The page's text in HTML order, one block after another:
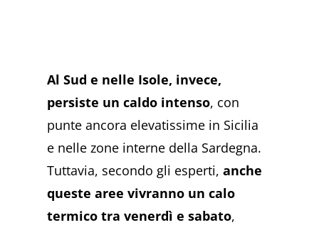
Al Sud e nelle Isole, invece,
persiste un caldo intenso, con
punte ancora elevatissime in Sicilia
e nelle zone interne della Sardegna.
Tuttavia, secondo gli esperti,anche
queste aree vivranno un calo
termico tra venerdì e sabato,